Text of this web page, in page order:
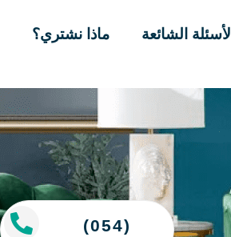
ماذا نشتري؟ الأسئلة الشائعة
(054)